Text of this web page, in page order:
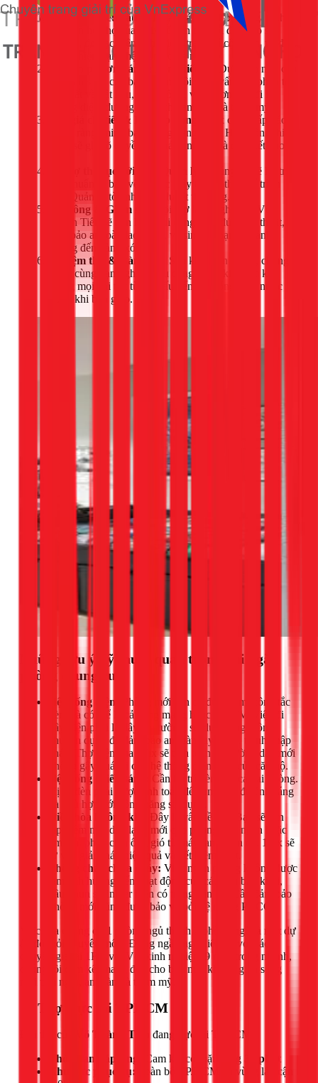
Tiếp nhận yêu cầu & Khảo sát miễn phí: Ngay khi
bạn liên hệ, thợ của 1Fix sẽ đến tận nơi để khảo sát
thực tế, đo đạc diện tích, kiểm tra vị trí cột dầm, và đặc
biệt là hiện trạng hệ thống điện nước.
Tư vấn phương án & Lên thiết kế:
Dựa trên nhu cầu
và ngân sách của bạn, chúng tôi sẽ tư vấn giải pháp tối
ưu nhất về vật liệu, cách bố trí, và phương án đi lại
đường điện, đường nước cho an toàn và thẩm mỹ.
Báo giá chi tiết & Ký hợp đồng:
1Fix cung cấp báo
giá rõ ràng, minh bạch từng hạng mục. Hợp đồng thi
công sẽ ghi rõ quyền lợi, trách nhiệm và cam kết bảo
Hỗ trợ thủ tục với Ban Quản lý:
Chúng tôi sẽ hỗ trợ
bạn chuẩn bị bản vẽ và các giấy tờ cần thiết để trình
Ban Quản lý tòa nhà phê duyệt thi công.
Thi công & Giám sát:
Đội thợ lành nghề của Võ
Thành Tiến sẽ tiến hành thi công theo đúng kỹ thuật,
đảm bảo an toàn lao động, vệ sinh và hạn chế ảnh
hưởng đến hàng xóm.
Nghiệm thu & Bàn giao:
Sau khi hoàn thành, chúng
tôi sẽ cùng bạn nghiệm thu công trình, kiểm tra kỹ
lưỡng mọi chi tiết từ kết cấu đến hệ thống điện nước
trước khi bàn giao.
Những lưu ý kỹ thuật quan trọng khi ngăn
phòng chung cư
Hệ thống điện:
Phòng mới cần có đủ ổ cắm, công tắc
đèn, và có thể là cả cổng mạng hoặc cáp TV. Việc đi
dây điện phải là dây âm tường, sử dụng ống luồn
chuyên dụng để đảm bảo an toàn tuyệt đối, tránh chập
cháy. Thợ điện của 1Fix sẽ tính toán để đường dây mới
không gây quá tải cho hệ thống điện tổng của căn hộ.
Hệ thống chiếu sáng:
Cần bố trí đèn cho cả hai phòng.
Vị trí đèn phải được tính toán để cung cấp đủ ánh sáng
và phù hợp với công năng sử dụng.
Điều hòa không khí:
Đây là vấn đề lớn. Bạn sẽ cần
lắp thêm một dàn lạnh mới cho phòng vừa ngăn hoặc
tìm giải pháp chia ống gió từ máy lạnh hiện có. 1Fix sẽ
tư vấn giải pháp hiệu quả và tiết kiệm nhất.
Phòng cháy chữa cháy: Việc ngăn phòng không được
làm ảnh hưởng đến hoạt động của các đầu báo khói,
đầu phun sprinkler hiện có trong căn hộ. Cần đảm bảo
phòng mới cũng được bảo vệ bởi hệ thống PCCC.
Việc sửa chung cư 1 phòng ngủ thành 2 phòng ngủ là một dự
án đòi hỏi chuyên môn. Đừng ngần ngại liên hệ với các
chuyên gia tại 1Fix.vn. Với kinh nghiệm 9 năm trong ngành,
chúng tôi cam kết mang đến cho bạn một không gian sống
mới tiện nghi, an toàn và thẩm mỹ.
📍 Thợ trực tại TPHCM
Đội thợ của Võ Thành Tiến
đang trực tại TPHCM.
Thời gian đáp ứng:
Cam kết có mặt trong
30 phút
Khu vực phục vụ:
Toàn bộ TP.HCM và vùng lân cận